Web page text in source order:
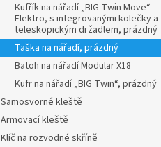
Kufřík na nářadí „BIG Twin Move“
Elektro, s integrovanými kolečky a
teleskopickým držadlem, prázdný
Taška na nářadí, prázdný
Batoh na nářadí Modular X18
Kufr na nářadí „BIG Twin“, prázdný
Samosvorné kleště
Armovací kleště
Klíč na rozvodné skříně